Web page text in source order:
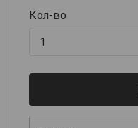
Кол-во